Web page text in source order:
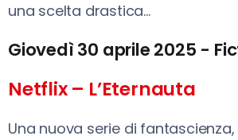
una scelta drastica…
Giovedì 30 aprile 2025 -
Netflix – L’Eternauta
Una nuova serie di